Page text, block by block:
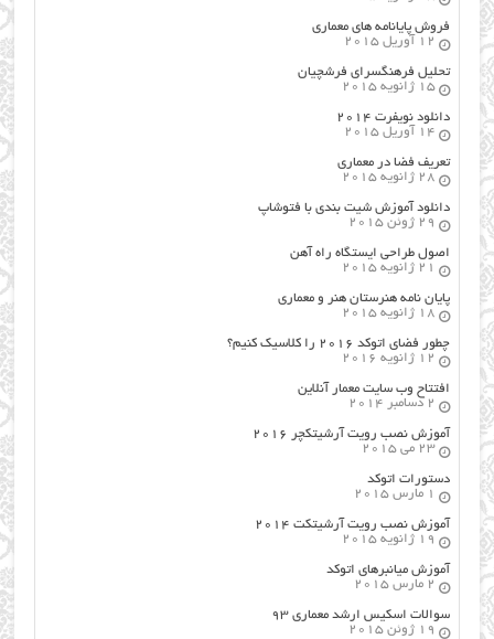
فروش پایانامه های معماری
12 آوریل 2015
تحلیل فرهنگسرای فرشچیان
15 ژانویه 2015
دانلود نویفرت ۲۰۱۴
14 آوریل 2015
تعریف فضا در معماری
28 ژانویه 2015
دانلود آموزش شیت بندی با فتوشاپ
29 ژوئن 2015
اصول طراحي ایستگاه راه آهن
21 ژانویه 2015
پایان نامه هنرستان هنر و معماري
18 ژانویه 2015
چطور فضای اتوکد ۲۰۱۶ را کلاسیک کنیم؟
12 ژانویه 2016
افتتاح وب سایت معمار آنلاین
2 دسامبر 2014
آموزش نصب رویت آرشیتکچر ۲۰۱۶
23 می 2015
دستورات اتوکد
1 مارس 2015
آموزش نصب رویت آرشیتکت ۲۰۱۴
19 ژانویه 2015
آموزش میانبرهای اتوکد
2 مارس 2015
سوالات اسکیس ارشد معماری ۹۳
19 ژوئن 2015